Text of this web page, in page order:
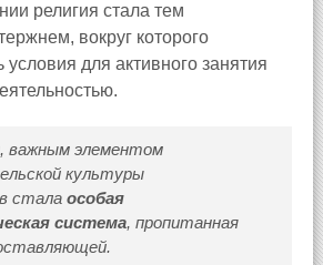
религия стала тем
вокруг которого
для активного занятия
важным элементом
культуры
стала особая
система, пропитанная